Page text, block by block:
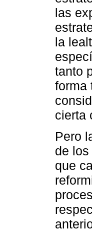
las
la
tanto
forma
cierta
Pero
de
que